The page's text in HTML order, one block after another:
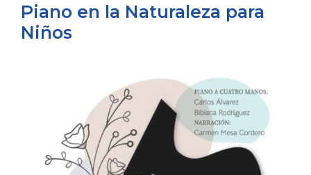
Piano en la Naturaleza para
Niños